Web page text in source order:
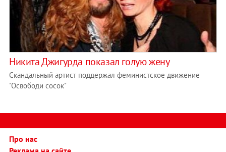
Никита Джигурда показал голую жену
Скандальный артист поддержал феминистское движение
"Освободи сосок"
Про нас